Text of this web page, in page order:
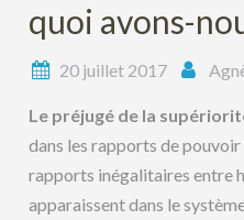
quoi avons-
20 juillet 2017
Le préjugé de la
dans les rapports de pouvoir
rapports inégalitaires entre
apparaissent dans le